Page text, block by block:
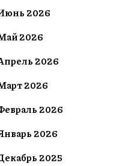
2026
2026
2026
2026
2026
2026
2025